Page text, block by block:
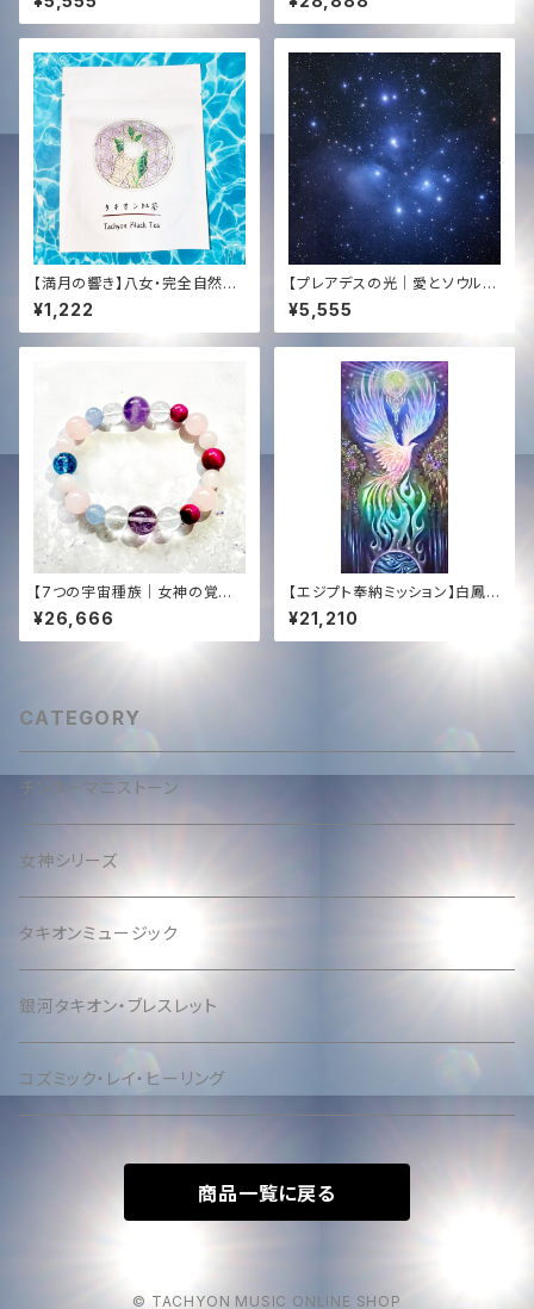
The White Phoenix (432Hz
Sound Medicine)
【満月の響き】八女・完全自然栽
培 和紅茶 (徳柴茶園)｜Tachy
on Sound Infused by KENT
A HAYASHI
¥1,222
【プレアデスの光｜愛とソウルメ
イト】COBRA直伝・遠隔レイヒ
ーリング（15分）＋432Hzタキオ
ン音源プレゼント｜心の癒やし・
g: Soulmate Love & Healin
g Heart (Remote 15min) +
432Hz Tachyon Music Gift
¥5,555
【7つの宇宙種族｜女神の覚醒】
タキオン＆光エネルギー化✨オリ
ジナル女神ブレンド・ブレスレッ
ト（内径15cm）愛・豊かさ・直感
¥26,666
【エジプト奉納ミッション】白鳳
凰ソング具現化サポート ─ 特
製CD ＆ HD高音質音源プレゼ
ント【Egypt Mission Suppor
¥21,210
CATEGORY
チンターマニストーン
女神シリーズ
タキオンミュージック
銀河タキオン・ブレスレット
コズミック・レイ・ヒーリング
商品一覧に戻る
© TACHYON MUSIC ONLINE SHOP